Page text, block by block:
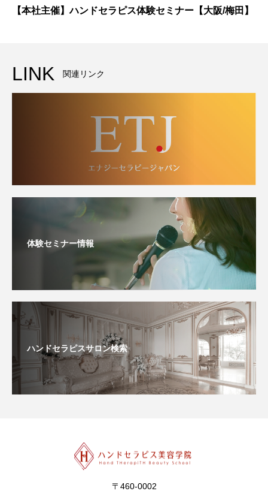
【本社主催】ハンドセラピス体験セミナー【大阪/梅田】
LINK 関連リンク
体験セミナー情報
ハンドセラピスサロン検索
〒460-0002